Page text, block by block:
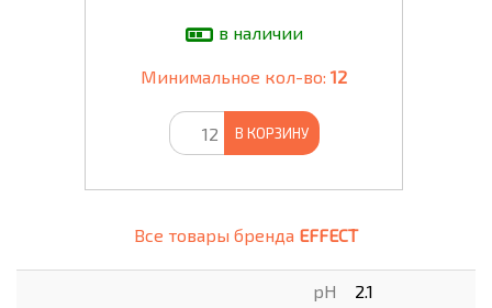
в наличии
Минимальное кол-во: 12
В КОРЗИНУ
Все товары бренда EFFECT
pH 2.1